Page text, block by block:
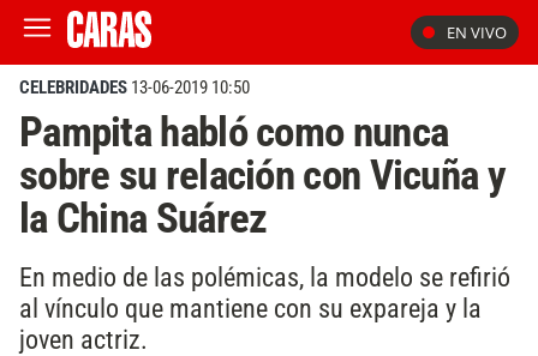
EN VIVO
CELEBRIDADES 13-06-2019 10:50
Pampita habló como nunca
sobre su relación con Vicuña y
la China Suárez
En medio de las polémicas, la modelo se refirió
al vínculo que mantiene con su expareja y la
joven actriz.